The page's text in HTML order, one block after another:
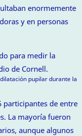
enormemente
y en personas
pupilar durante la
participantes de entre
La mayoría fueron
aunque algunos